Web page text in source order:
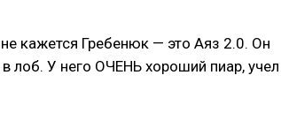
кажется Гребенюк — это Аяз 2.0. Он
лоб. У него ОЧЕНЬ хороший пиар, учел